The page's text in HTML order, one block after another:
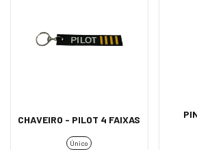
CHAVEIRO - PILOT 4 FAIXAS
Único